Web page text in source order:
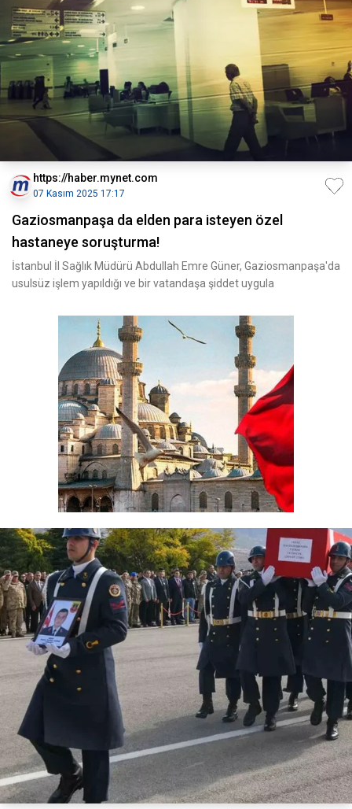
https://haber.mynet.com
07 Kasım 2025 17:17
Gaziosmanpaşa da elden para isteyen özel
hastaneye soruşturma!
İstanbul İl Sağlık Müdürü Abdullah Emre Güner, Gaziosmanpaşa'da
usulsüz işlem yapıldığı ve bir vatandaşa şiddet uygula